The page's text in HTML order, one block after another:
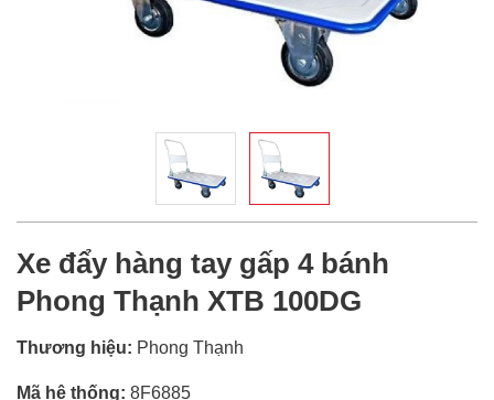
Xe đẩy hàng tay gấp 4 bánh
Phong Thạnh XTB 100DG
Thương hiệu: Phong Thạnh
Mã hệ thống: 8F6885